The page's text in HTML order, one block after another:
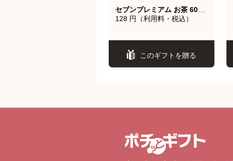
128 円（利用料・税込）
このギフトを贈る